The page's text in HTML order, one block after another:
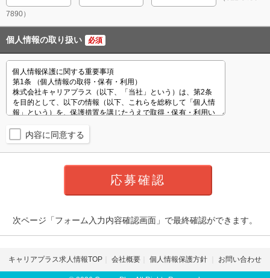
7890）
個人情報の取り扱い 必須
内容に同意する
次ページ「フォーム入力内容確認画面」で最終確認ができます。
キャリアプラス求人情報TOP 会社概要 個人情報保護方針 お問い合わせ